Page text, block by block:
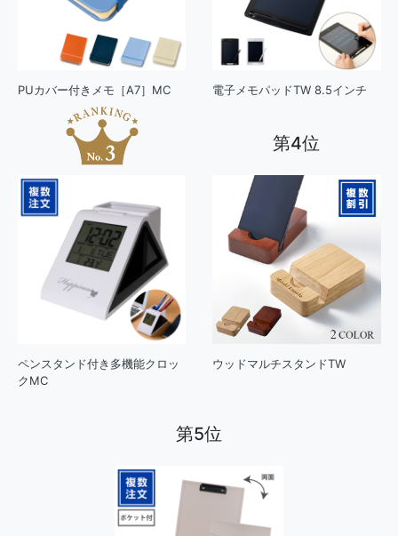
PUカバー付きメモ［A7］MC 電子メモパッドTW 8.5インチ
ペンスタンド付き多機能クロッ
クMC
第4位
ウッドマルチスタンドTW
第5位